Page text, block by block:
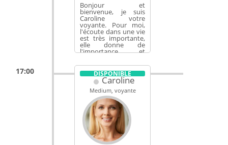
Bonjour et
bienvenue, je suis
Caroline votre
voyante. Pour moi,
l'écoute dans une vie
est très importante,
elle donne de
l'importance et
17:00 DISPONIBLE
Caroline
Medium, voyante